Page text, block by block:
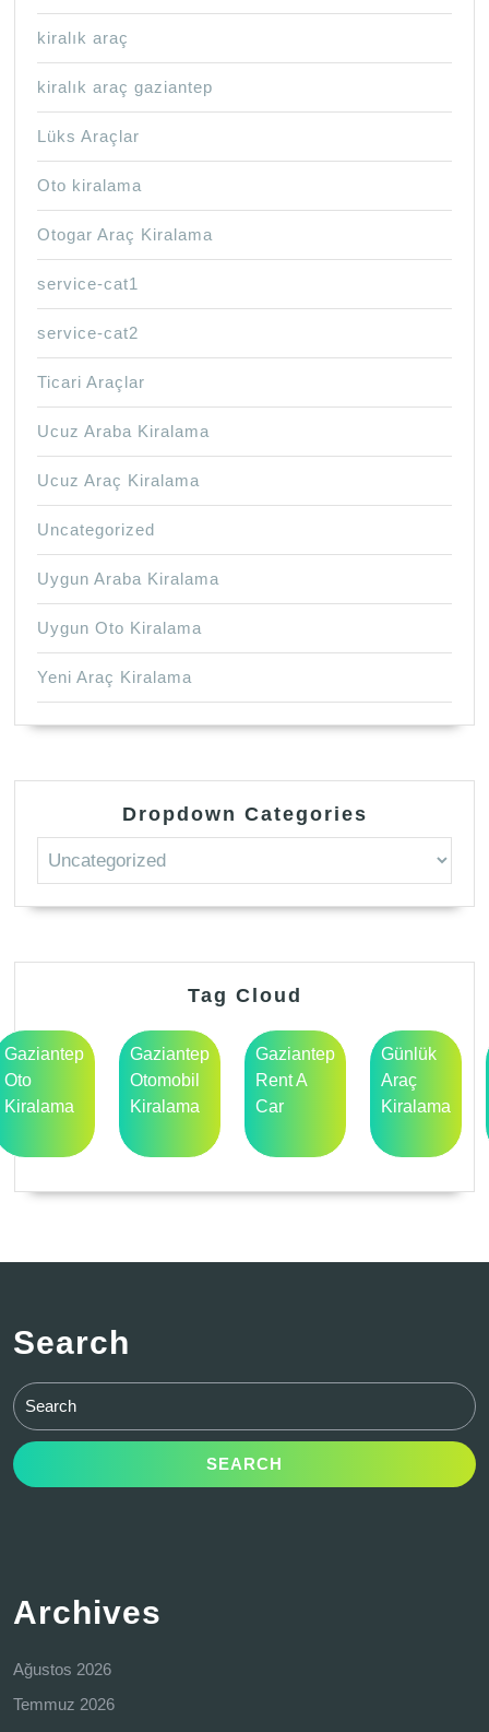
kiralık araç
kiralık araç gaziantep
Lüks Araçlar
Oto kiralama
Otogar Araç Kiralama
service-cat1
service-cat2
Ticari Araçlar
Ucuz Araba Kiralama
Ucuz Araç Kiralama
Uncategorized
Uygun Araba Kiralama
Uygun Oto Kiralama
Yeni Araç Kiralama
Dropdown Categories
Tag Cloud
Gaziantep
Oto
Kiralama
Gaziantep
Otomobil
Kiralama
Gaziantep
Rent A
Car
Günlük
Araç
Kiralama
Search
Search
for:
Archives
Ağustos 2026
Temmuz 2026